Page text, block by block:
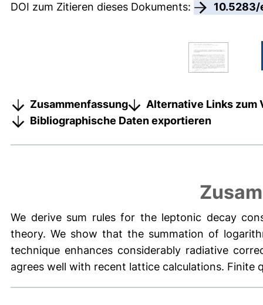
DOI zum Zitieren dieses Dokuments:
10.5283/
Zusammenfassung
Alternative Links zum
Bibliographische Daten exportieren
We derive sum rules for the leptonic decay
theory. We show that the summation of
technique enhances considerably radiative
agrees well with recent lattice calculations. Finite